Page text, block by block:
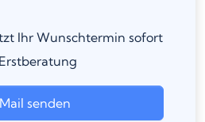
Ihr Wunschtermin sofort
senden